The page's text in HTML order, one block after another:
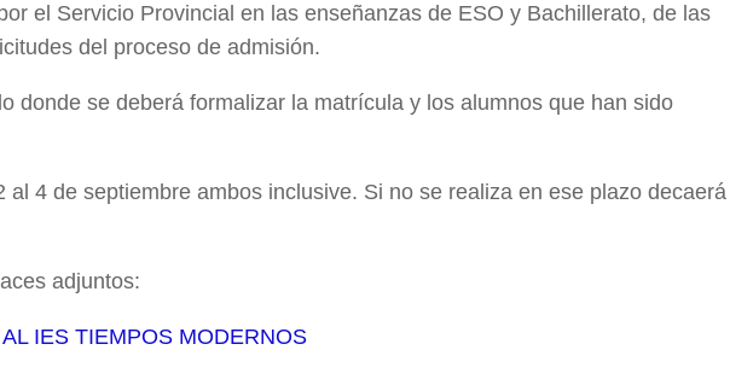
el Servicio Provincial en las enseñanzas de ESO y Bachillerato, de las
del proceso de admisión.
donde se deberá formalizar la matrícula y los alumnos que han sido
4 de septiembre ambos inclusive. Si no se realiza en ese plazo
adjuntos:
IES TIEMPOS MODERNOS